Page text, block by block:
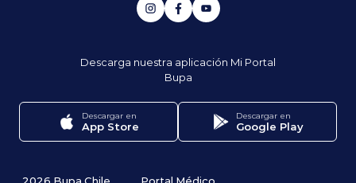
Descarga nuestra aplicación Mi Portal
Bupa
Descargar en
App Store
Descargar en
Google Play
2026 Bupa Chile Portal Médico